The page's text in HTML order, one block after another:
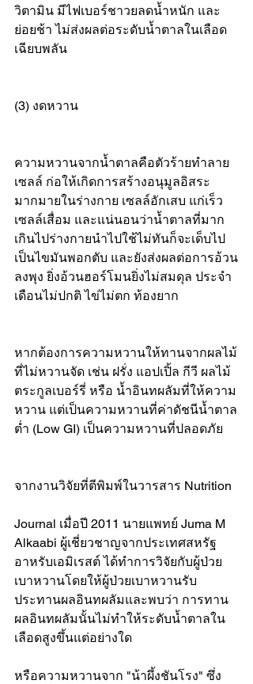
วิตามิน มีไฟเบอร์ชาวยลดน้ำหนัก และ
ย่อยช้า ไม่ส่งผลต่อระดับน้ำตาลในเลือด
เฉียบพลัน
(3) งดหวาน
ความหวานจากน้ำตาลคือตัวร้ายทำลาย
เซลล์ ก่อให้เกิดการสร้างอนุมูลอิสระ
มากมายในร่างกาย เซลล์อักเสบ แก่เร็ว
เซลล์เสื่อม และแน่นอนว่าน้ำตาลที่มาก
เกินไปร่างกายนำไปใช้ไม่ทันก็จะเด็บไป
เป็นไขมันพอกตับ และยังส่งผลต่อการอ้วน
ลงพุง ยิ่งอ้วนฮอร์โมนยิ่งไม่สมดุล ประจำ
เดือนไม่ปกติ ไข่ไม่ตก ท้องยาก
หากต้องการความหวานให้ทานจากผลไม้
ที่ไม่หวานจัด เช่น ฝรั่ง แอปเปิ้ล กีวี ผลไม้
ตระกูลเบอร์รี่ หรือ น้ำอินทผลัมที่ให้ความ
หวาน แต่เป็นความหวานที่ค่าดัชนีน้ำตาล
ต่ำ (Low GI) เป็นความหวานที่ปลอดภัย
จากงานวิจัยที่ตีพิมพ์ในวารสาร Nutrition
Journal เมื่อปี 2011 นายแพทย์ Juma M
Alkaabi ผู้เชี่ยวชาญจากประเทศสหรัฐ
อาหรับเอมิเรสต์ ได้ทำการวิจัยกับผู้ป่วย
เบาหวานโดยให้ผู้ป่วยเบาหวานรับ
ประทานผลอินทผลัมและพบว่า การทาน
ผลอินทผลัมนั้นไม่ทำให้ระดับน้ำตาลใน
เลือดสูงขึ้นแต่อย่างใด
หรือความหวานจาก "น้าผึ้งชันโรง" ซึ่ง